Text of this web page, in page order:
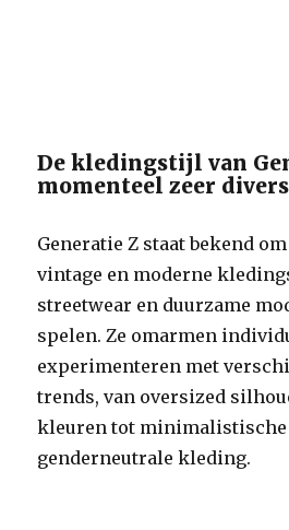
De kledingstijl van
momenteel zeer
Generatie Z staat bekend
vintage en moderne
streetwear en duurzame
spelen. Ze omarmen
experimenteren met
trends, van oversized
kleuren tot minimalistische
genderneutrale kleding.